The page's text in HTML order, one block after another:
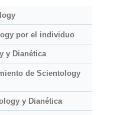
por el individuo
y Dianética
de Scientology
y Dianética